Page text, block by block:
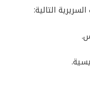
التالية: